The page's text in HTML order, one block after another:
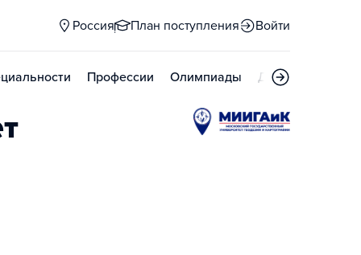
Россия План поступления Войти
Профессии Олимпиады Дни открытых